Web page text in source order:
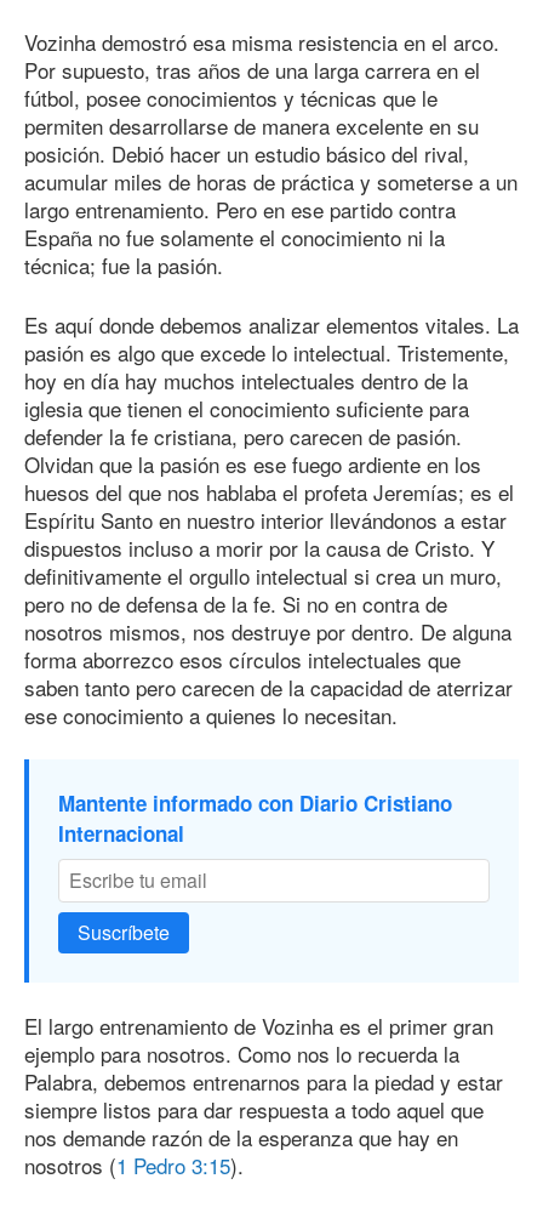
Vozinha demostró esa misma resistencia en el arco.
Por supuesto, tras años de una larga carrera en el
fútbol, posee conocimientos y técnicas que le
permiten desarrollarse de manera excelente en su
posición. Debió hacer un estudio básico del rival,
acumular miles de horas de práctica y someterse a un
largo entrenamiento. Pero en ese partido contra
España no fue solamente el conocimiento ni la
técnica; fue la pasión.
Es aquí donde debemos analizar elementos vitales. La
pasión es algo que excede lo intelectual. Tristemente,
hoy en día hay muchos intelectuales dentro de la
iglesia que tienen el conocimiento suficiente para
defender la fe cristiana, pero carecen de pasión.
Olvidan que la pasión es ese fuego ardiente en los
huesos del que nos hablaba el profeta Jeremías; es el
Espíritu Santo en nuestro interior llevándonos a estar
dispuestos incluso a morir por la causa de Cristo. Y
definitivamente el orgullo intelectual si crea un muro,
pero no de defensa de la fe. Si no en contra de
nosotros mismos, nos destruye por dentro. De alguna
forma aborrezco esos círculos intelectuales que
saben tanto pero carecen de la capacidad de aterrizar
ese conocimiento a quienes lo necesitan.
Mantente informado con Diario Cristiano
Internacional
Suscríbete
El largo entrenamiento de Vozinha es el primer gran
ejemplo para nosotros. Como nos lo recuerda la
Palabra, debemos entrenarnos para la piedad y estar
siempre listos para dar respuesta a todo aquel que
nos demande razón de la esperanza que hay en
nosotros (1 Pedro 3:15).